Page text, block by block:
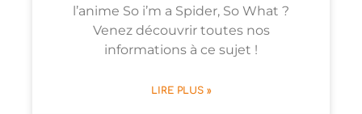
l’anime So i’m a Spider, So What ?
Venez découvrir toutes nos
informations à ce sujet !
LIRE PLUS »